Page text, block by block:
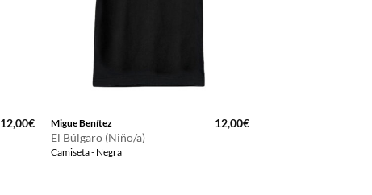
12,00€ Migue Benítez
El Búlgaro (Niño/a)
Camiseta - Negra
12,00€